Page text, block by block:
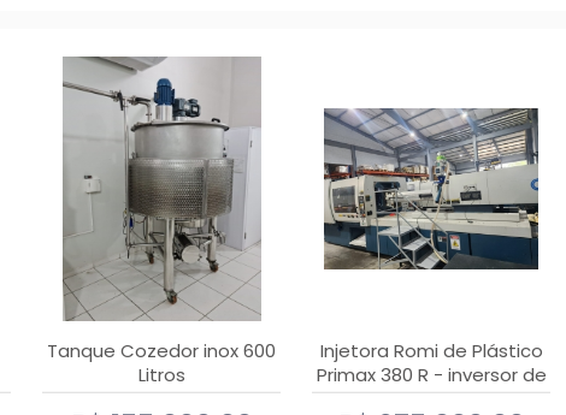
Tanque Cozedor inox 600
Litros
Injetora Romi de Plástico
Primax 380 R - inversor de
frequência NR 12 - 2008